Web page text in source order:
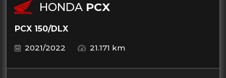
HONDA PCX
PCX 150/DLX
2021/2022
21.171 km